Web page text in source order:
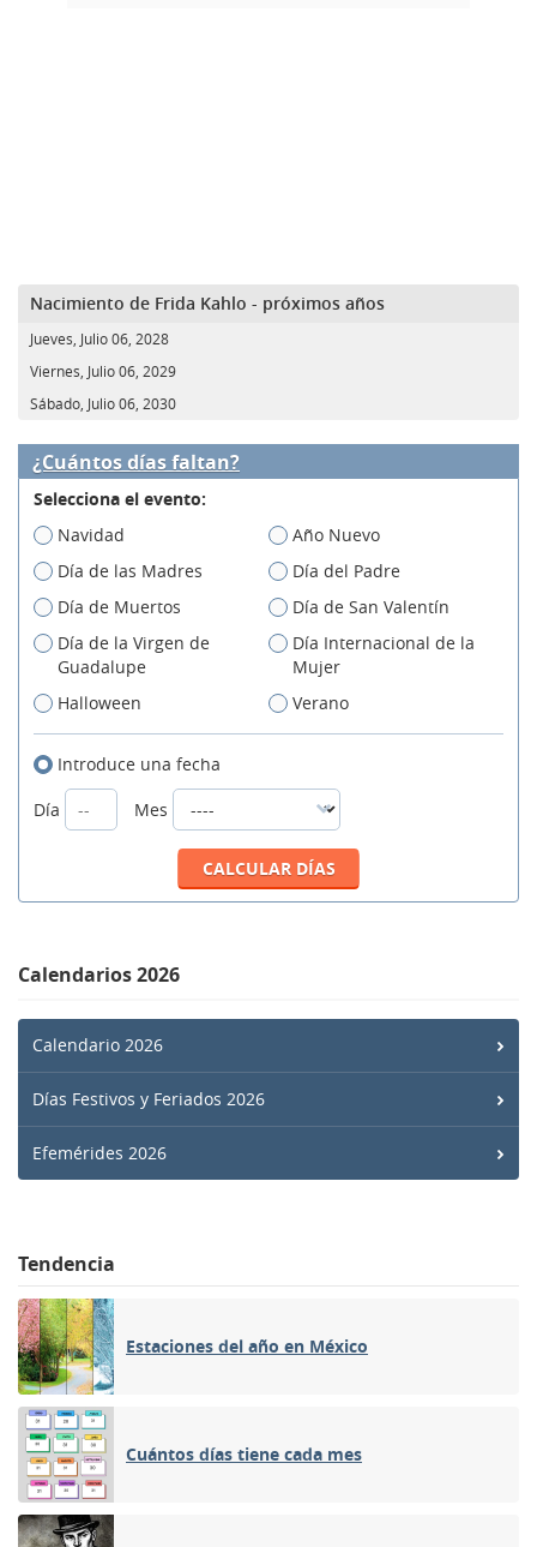
Nacimiento de Frida Kahlo - próximos años
Jueves, Julio 06, 2028
Viernes, Julio 06, 2029
Sábado, Julio 06, 2030
¿Cuántos días faltan?
Selecciona el evento:
Navidad
Año Nuevo
Día de las Madres
Día del Padre
Día de Muertos
Día de San Valentín
Día de la Virgen de
Guadalupe
Día Internacional de la
Mujer
Halloween
Verano
Introduce una fecha
Día
Mes
Calendarios 2026
Calendario 2026
Días Festivos y Feriados 2026
Efemérides 2026
Tendencia
Estaciones del año en México
Cuántos días tiene cada mes